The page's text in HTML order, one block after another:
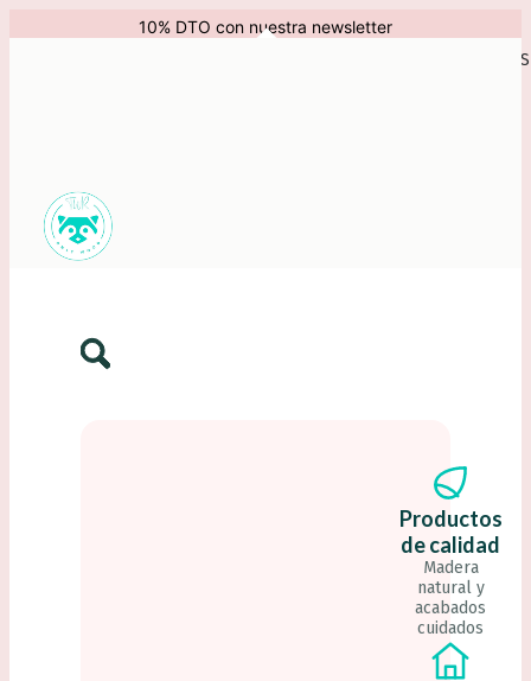
10% DTO con nuestra newsletter
PROFESIONALES
Productos
de calidad
Madera
natural y
acabados
cuidados